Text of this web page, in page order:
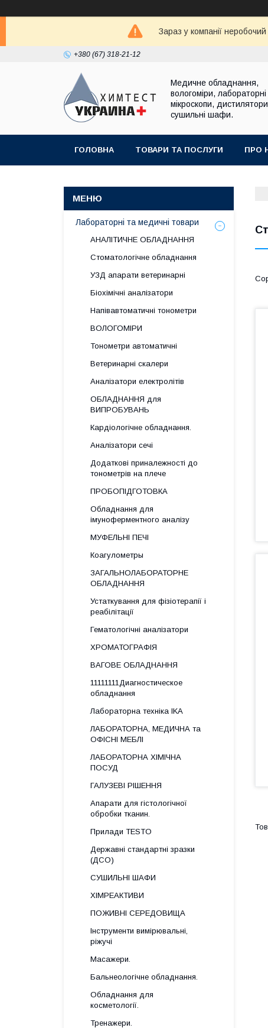
Зараз у компанії
+380 (67) 318-21-12
Медичне обладнання,
вологоміри, лабораторні
мікроскопи,
сушильні шафи.
ГОЛОВНА ТОВАРИ ТА ПОСЛУГИ ПРО
Лабораторні та медичні товари
АНАЛІТИЧНЕ ОБЛАДНАННЯ
Стоматологічне обладнання
УЗД апарати ветеринарні
Біохімічні аналізатори
Напівавтоматичні тонометри
ВОЛОГОМІРИ
Тонометри автоматичні
Ветеринарні скалери
Аналізатори електролітів
ОБЛАДНАННЯ для
ВИПРОБУВАНЬ
Кардіологічне обладнання.
Аналізатори сечі
Додаткові приналежності до
тонометрів на плече
ПРОБОПІДГОТОВКА
Обладнання для
імуноферментного аналізу
МУФЕЛЬНІ ПЕЧІ
Коагулометры
ЗАГАЛЬНОЛАБОРАТОРНЕ
ОБЛАДНАННЯ
Устаткування для фізіотерапії і
реабілітації
Гематологічні аналізатори
ХРОМАТОГРАФІЯ
ВАГОВЕ ОБЛАДНАННЯ
11111111Диагностическое
обладнання
Лабораторна техніка IKA
ЛАБОРАТОРНА, МЕДИЧНА та
ОФІСНІ МЕБЛІ
ЛАБОРАТОРНА ХІМІЧНА
ПОСУД
ГАЛУЗЕВІ РІШЕННЯ
Апарати для гістологічної
обробки тканин.
Прилади TESTO
Державні стандартні зразки
(ДСО)
СУШИЛЬНІ ШАФИ
ХІМРЕАКТИВИ
ПОЖИВНІ СЕРЕДОВИЩА
Інструменти вимірювальні,
ріжучі
Масажери.
Бальнеологічне обладнання.
Обладнання для
косметології.
Тренажери.